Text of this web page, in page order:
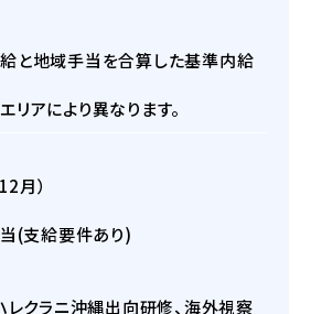
と地域手当を合算した基準内給
アにより異なります。
月）
(支給要件あり)
レクラニ沖縄出向研修、海外視察